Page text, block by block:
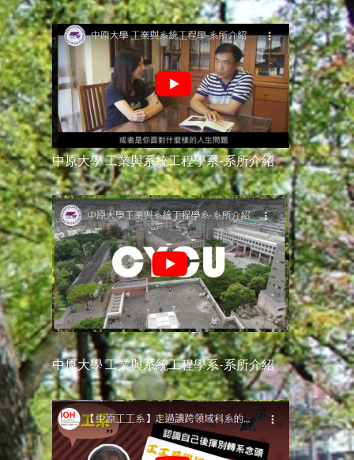
中原大學 工業與系統工程學系-系所介紹
中原大學 工業與系統工程學系-系所介紹